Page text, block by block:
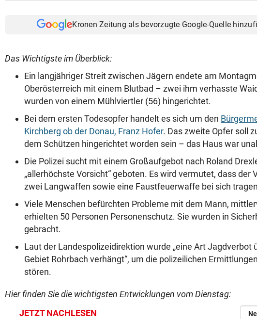
Kronen Zeitung als bevorzugte Google-Quelle
Das Wichtigste im Überblick:
Ein langjähriger Streit zwischen Jägern endete am
Oberösterreich mit einem Blutbad – zwei ihm verhasste
wurden von einem Mühlviertler (56) hingerichtet.
Bei dem ersten Todesopfer handelt es sich um den
Kirchberg ob der Donau, Franz Hofer. Das zweite Opfer soll
dem Schützen hingerichtet worden sein – das Haus war
Die Polizei sucht mit einem Großaufgebot nach Roland
„allerhöchste Vorsicht“ geboten. Es wird vermutet, dass der
zwei Langwaffen sowie eine Faustfeuerwaffe bei sich
Viele Menschen befürchten Probleme mit dem Mann,
erhielten 50 Personen Personenschutz. Sie wurden in
gebracht.
Laut der Landespolizeidirektion wurde „eine Art Jagdverbot
Gebiet Rohrbach verhängt“, um die polizeilichen
stören.
Hier finden Sie die wichtigsten Entwicklungen vom Dienstag:
JETZT NACHLESEN